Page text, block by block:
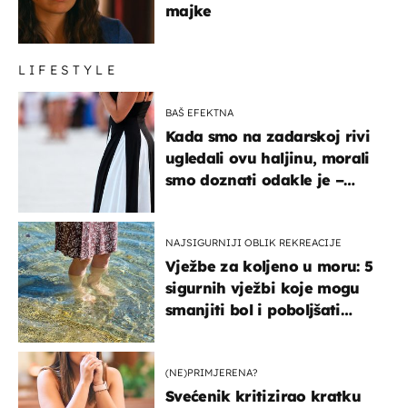
majke
LIFESTYLE
BAŠ EFEKTNA
Kada smo na zadarskoj rivi
ugledali ovu haljinu, morali
smo doznati odakle je –
NAJSIGURNIJI OBLIK REKREACIJE
Vježbe za koljeno u moru: 5
sigurnih vježbi koje mogu
smanjiti bol i poboljšati
(NE)PRIMJERENA?
Svećenik kritizirao kratku